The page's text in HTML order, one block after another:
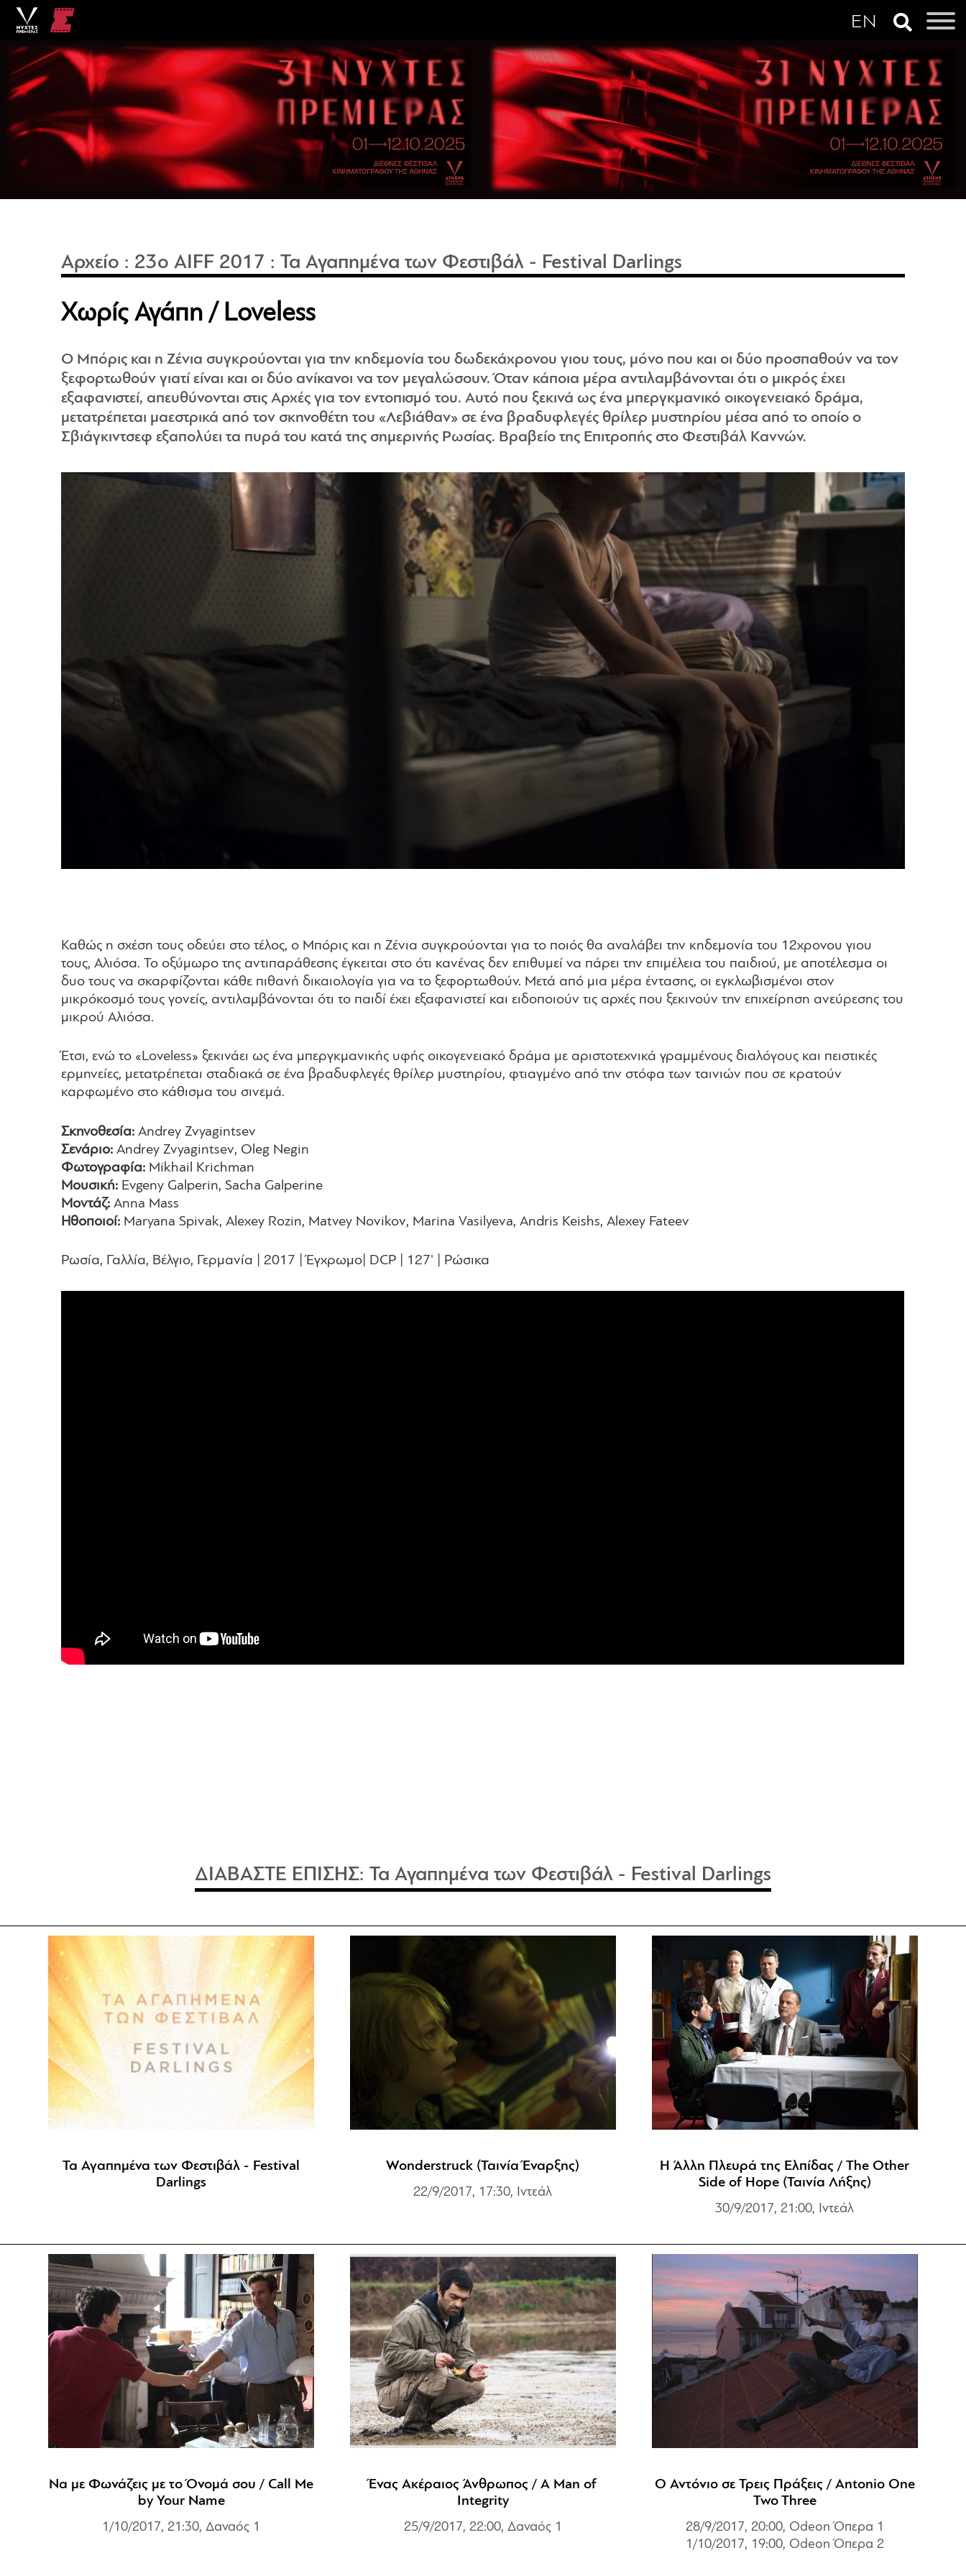
Αρχείο : 23o AIFF 2017 :Τα Αγαπημένα των Φεστιβάλ - Festival Darlings
Χωρίς Αγάπη / Loveless
Ο Μπόρις και η Ζένια συγκρούονται για την κηδεμονία του δωδεκάχρονου γιου τους, μόνο που και οι δύο προσπαθούν να τον
ξεφορτωθούν γιατί είναι και οι δύο ανίκανοι να τον μεγαλώσουν. Όταν κάποια μέρα αντιλαμβάνονται ότι ο μικρός έχει
εξαφανιστεί, απευθύνονται στις Αρχές για τον εντοπισμό του. Αυτό που ξεκινά ως ένα μπεργκμανικό οικογενειακό δράμα,
μετατρέπεται μαεστρικά από τον σκηνοθέτη του «Λεβιάθαν» σε ένα βραδυφλεγές θρίλερ μυστηρίου μέσα από το οποίο ο
Σβιάγκιντσεφ εξαπολύει τα πυρά του κατά της σημερινής Ρωσίας. Βραβείο της Επιτροπής στο Φεστιβάλ Καννών.
Καθώς η σχέση τους οδεύει στο τέλος, ο Μπόρις και η Ζένια συγκρούονται για το ποιός θα αναλάβει την κηδεμονία του 12χρονου γιου
τους, Αλιόσα. Το οξύμωρο της αντιπαράθεσης έγκειται στο ότι κανένας δεν επιθυμεί να πάρει την επιμέλεια του παιδιού, με αποτέλεσμα οι
δυο τους να σκαρφίζονται κάθε πιθανή δικαιολογία για να το ξεφορτωθούν. Μετά από μια μέρα έντασης, οι εγκλωβισμένοι στον
μικρόκοσμό τους γονείς, αντιλαμβάνονται ότι το παιδί έχει εξαφανιστεί και ειδοποιούν τις αρχές που ξεκινούν την επιχείρηση ανεύρεσης του
μικρού Αλιόσα.
Έτσι, ενώ το «Loveless» ξεκινάει ως ένα μπεργκμανικής υφής οικογενειακό δράμα με αριστοτεχνικά γραμμένους διαλόγους και πειστικές
ερμηνείες, μετατρέπεται σταδιακά σε ένα βραδυφλεγές θρίλερ μυστηρίου, φτιαγμένο από την στόφα των ταινιών που σε κρατούν
καρφωμένο στο κάθισμα του σινεμά.
Σκηνοθεσία: Andrey Zvyagintsev
Σενάριο: Andrey Zvyagintsev, Oleg Negin
Φωτογραφία: Mikhail Krichman
Μουσική: Evgeny Galperin, Sacha Galperine
Μοντάζ: Anna Mass
Ηθοποιοί: Maryana Spivak, Alexey Rozin, Matvey Novikov, Marina Vasilyeva, Andris Keishs, Alexey Fateev
Ρωσία, Γαλλία, Βέλγιο, Γερμανία | 2017 | Έγχρωμο| DCP | 127' | Ρώσικα
ΔΙΑΒΑΣΤΕ ΕΠΙΣΗΣ: Τα Αγαπημένα των Φεστιβάλ - Festival Darlings
Τα Αγαπημένα των Φεστιβάλ - Festival
Darlings
Wonderstruck (Ταινία Έναρξης)
22/9/2017, 17:30, Ιντεάλ
Η Άλλη Πλευρά της Ελπίδας / The Other
Side of Hope (Ταινία Λήξης)
30/9/2017, 21:00, Ιντεάλ
Να με Φωνάζεις με το Όνομά σου / Call Me
by Your Name
1/10/2017, 21:30, Δαναός 1
Ένας Ακέραιος Άνθρωπος / A Man of
Integrity
25/9/2017, 22:00, Δαναός 1
Ο Αντόνιο σε Τρεις Πράξεις / Antonio One
Two Three
28/9/2017, 20:00, Odeon Όπερα 1
1/10/2017, 19:00, Odeon Όπερα 2